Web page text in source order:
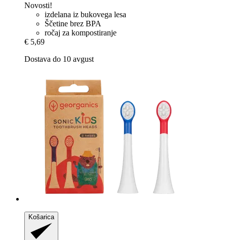
Novosti!
izdelana iz bukovega lesa
Ščetine brez BPA
ročaj za kompostiranje
€ 5,69
Dostava do 10 avgust
Košarica